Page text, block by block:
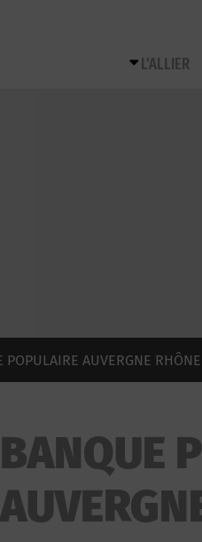
L’ALLIER
POPULAIRE AUVERGNE
BANQUE